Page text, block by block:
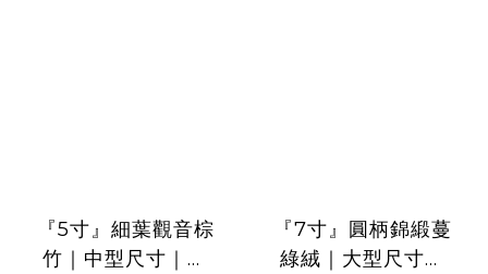
『5寸』細葉觀音棕
竹｜中型尺寸｜自
『7寸』圓柄錦緞蔓
綠絨｜大型尺寸｜